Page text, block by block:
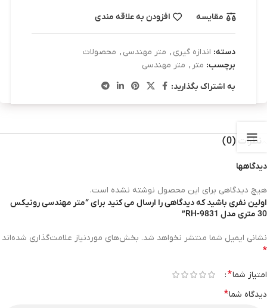
مقایسه افزودن به علاقه مندی
دسته: اندازه گیری , متر مهندسی , محصولات
برچسب: متر , متر مهندسی
به اشتراک بگذارید:
نظرات (0)
دیدگاهها
هیچ دیدگاهی برای این محصول نوشته نشده است.
اولین نفری باشید که دیدگاهی را ارسال می کنید برای “متر مهندسی رونیکس
30 متری مدل RH-9831”
نشانی ایمیل شما منتشر نخواهد شد. بخش‌های موردنیاز علامت‌گذاری شده‌اند
*
امتیاز شما*
دیدگاه شما*